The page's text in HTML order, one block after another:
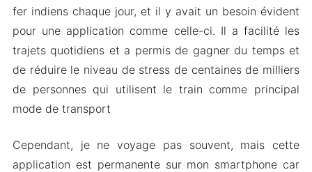
fer indiens chaque jour, et il y avait un besoin évident
pour une application comme celle-ci. Il a facilité les
trajets quotidiens et a permis de gagner du temps et
de réduire le niveau de stress de centaines de milliers
de personnes qui utilisent le train comme principal
mode de transport
Cependant, je ne voyage pas souvent, mais cette
application est permanente sur mon smartphone car